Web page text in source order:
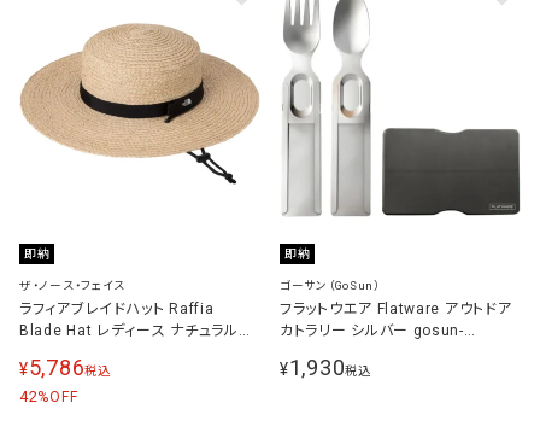
即納
ザ・ノース・フェイス
ラフィアブレイドハット Raffia
Blade Hat レディース ナチュラル
¥5,786税込
42%OFF
即納
ゴーサン（GoSun）
フラットウエア Flatware アウトドア
カトラリー シルバー gosun-
¥1,930税込